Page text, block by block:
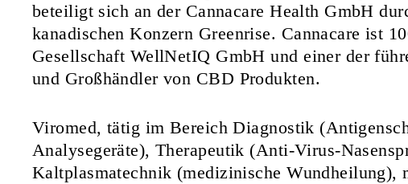
beteiligt sich an der Cannacare Health GmbH
kanadischen Konzern Greenrise. Cannacare ist
Gesellschaft WellNetIQ GmbH und einer der
und Großhändler von CBD Produkten.
Viromed, tätig im Bereich Diagnostik
Analysegeräte), Therapeutik (Anti-Virus-
Kaltplasmatechnik (medizinische Wundheilung),